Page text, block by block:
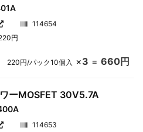
114654
円
220円/パック10個入 ×3 = 660円
ーMOSFET 30V5.7A
114653